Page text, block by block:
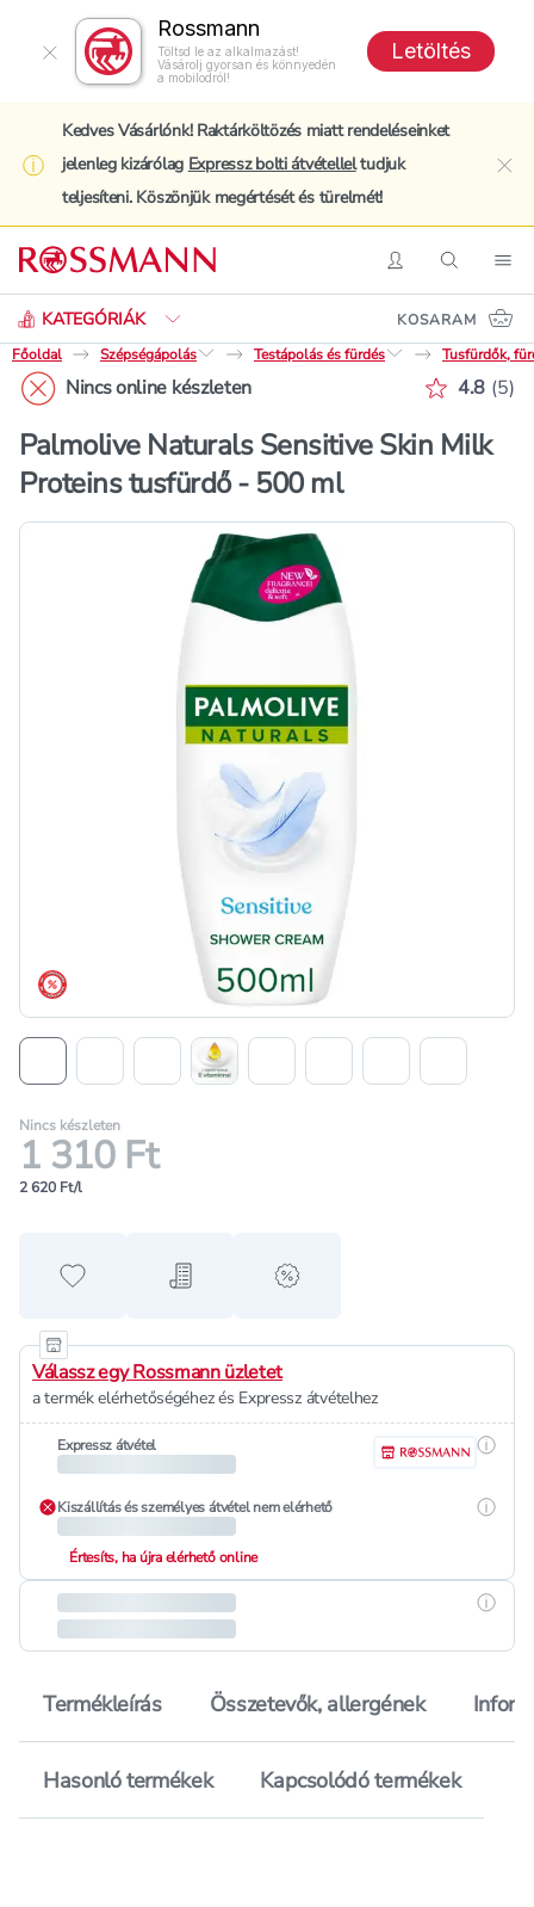
Rossmann
Töltsd le az alkalmazást!
Vásárolj gyorsan és könnyedén
a mobilodról!
Letöltés
Kedves Vásárlónk! Raktárköltözés miatt rendeléseinket
jelenleg kizárólag Expressz bolti átvételleltudjuk
teljesíteni. Köszönjük megértését és türelmét!
BelépésKeresés
KATEGÓRIÁK
Keresés
KOSARAM
Főoldal
Szépségápolás Testápolás és fürdés Tusfürdők,
Nincs online készleten 4.8 (5)
Palmolive Naturals Sensitive Skin Milk
Proteins tusfürdő - 500 ml
árréscsökkentés
Nincs készleten
1 310 Ft
2 620 Ft/l
Hozzáadás a kedvencekhez
Hozzáadás a bevásárló listához
alert when on sale
Válassz egy Rossmann üzletet
a termék elérhetőségéhez és Expressz átvételhez
Expressz átvétel
Kiszállítás és személyes átvétel nem elérhető
Értesíts, ha újra elérhető online
Termékleírás Összetevők, allergének
Hasonló termékek Kapcsolódó termékek